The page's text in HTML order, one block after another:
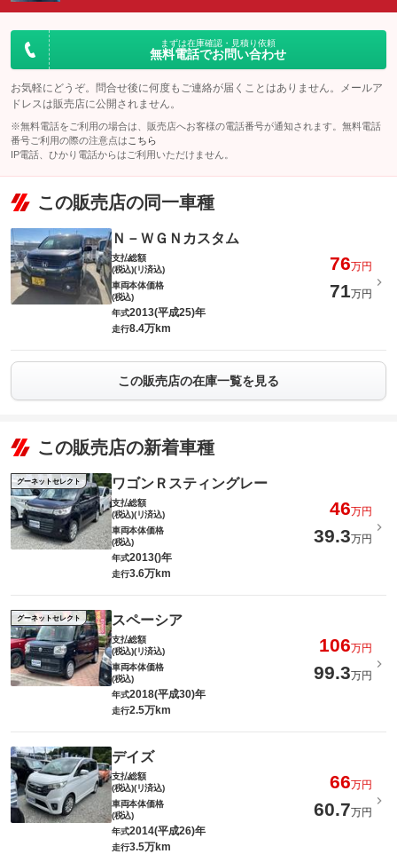
まずは在庫確認・見積り依頼
無料電話でお問い合わせ
お気軽にどうぞ。問合せ後に何度もご連絡が届くことはありません。メールア
ドレスは販売店に公開されません。
※無料電話をご利用の場合は、販売店へお客様の電話番号が通知されます。無料電話
番号ご利用の際の注意点は こちら
IP電話、ひかり電話からはご利用いただけません。
この販売店の同一車種
Ｎ－ＷＧＮカスタム
支払総額
(税込)(リ済込)
76万円
車両本体価格
(税込)
71万円
年式2013(平成25)年
走行8.4万km
この販売店の在庫一覧を見る
この販売店の新着車種
グーネットセレクト ワゴンＲスティングレー
支払総額
(税込)(リ済込)
46万円
車両本体価格
(税込)
39.3万円
年式2013()年
走行3.6万km
グーネットセレクト スペーシア
支払総額
(税込)(リ済込)
106万円
車両本体価格
(税込)
99.3万円
年式2018(平成30)年
走行2.5万km
デイズ
支払総額
(税込)(リ済込)
66万円
車両本体価格
(税込)
60.7万円
年式2014(平成26)年
走行3.5万km